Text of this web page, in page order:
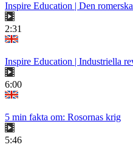
Inspire Education | Den
2:31
Inspire Education | Industriella
6:00
5 min fakta om: Rosornas krig
5:46